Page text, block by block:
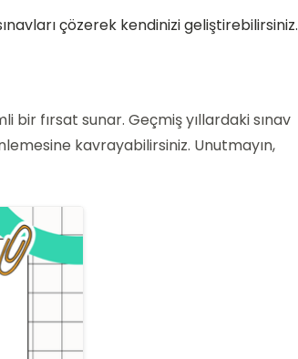
çözerek kendinizi geliştirebilirsiniz.
fırsat sunar. Geçmiş yıllardaki sınav
kavrayabilirsiniz. Unutmayın,